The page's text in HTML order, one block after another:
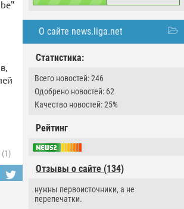
О сайте news.liga.net
Статистика:
Всего новостей: 246
Одобрено новостей: 62
Качество новостей: 25%
Рейтинг
Отзывы о сайте (134)
нужны первоисточники, а не
перепечатки.
(1)